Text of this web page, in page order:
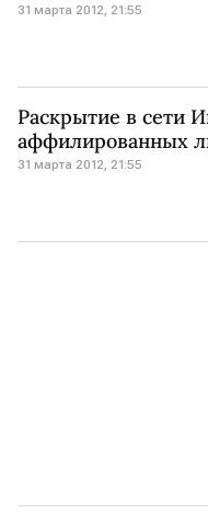
31 марта 2012, 21:55
Раскрытие в сети
аффилированных
31 марта 2012, 21:55